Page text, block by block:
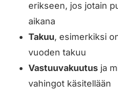
erikseen, jos jotain
aikana
Takuu, esimerkiksi
vuoden takuu
Vastuuvakuutusja
vahingot käsitellään